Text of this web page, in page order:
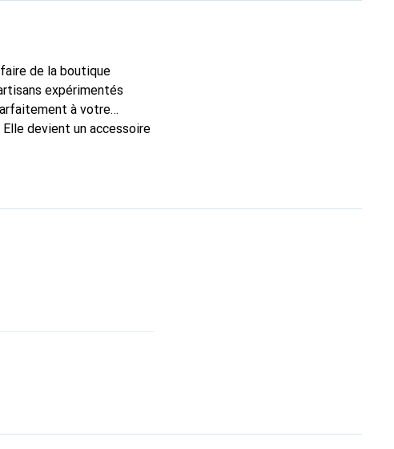
de la boutique
expérimentés
à votre
devient un accessoire